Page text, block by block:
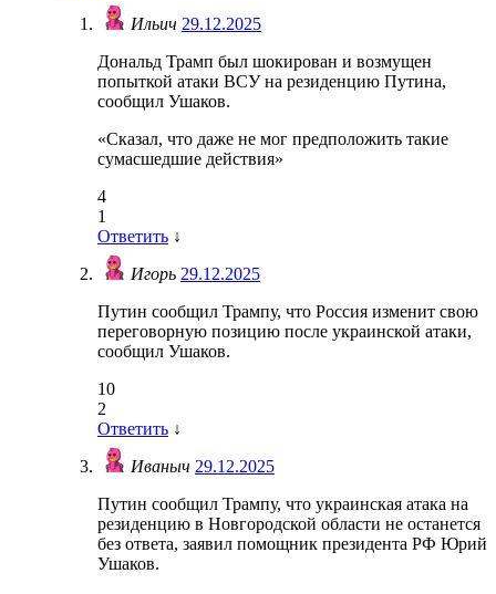
Ильич 29.12.2025
Дональд Трамп был шокирован и возмущен
попыткой атаки ВСУ на резиденцию Путина,
сообщил Ушаков.
«Сказал, что даже не мог предположить такие
сумасшедшие действия»
4
1
Ответить ↓
Игорь 29.12.2025
Путин сообщил Трампу, что Россия изменит свою
переговорную позицию после украинской атаки,
сообщил Ушаков.
10
2
Ответить ↓
Иваныч 29.12.2025
Путин сообщил Трампу, что украинская атака на
резиденцию в Новгородской области не останется
без ответа, заявил помощник президента РФ Юрий
Ушаков.